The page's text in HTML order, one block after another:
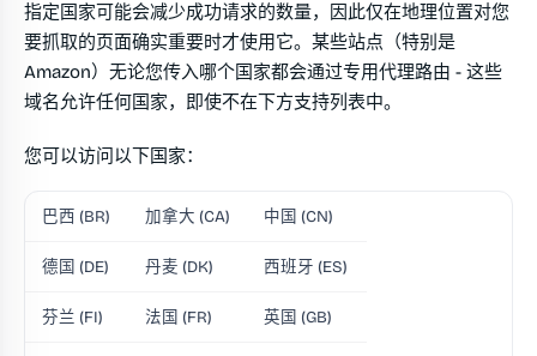
指定国家可能会减少成功请求的数量，因此仅在地理位置对您
要抓取的页面确实重要时才使用它。某些站点（特别是
Amazon）无论您传入哪个国家都会通过专用代理路由 - 这些
域名允许任何国家，即使不在下方支持列表中。
您可以访问以下国家：
巴西 (BR) 加拿大 (CA) 中国 (CN)
德国 (DE) 丹麦 (DK) 西班牙 (ES)
芬兰 (FI) 法国 (FR) 英国 (GB)